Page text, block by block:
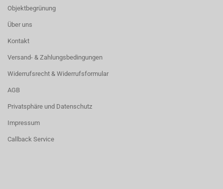
Objektbegrünung
Über uns
Kontakt
Versand- & Zahlungsbedingungen
Widerrufsrecht & Widerrufsformular
AGB
Privatsphäre und Datenschutz
Impressum
Callback Service